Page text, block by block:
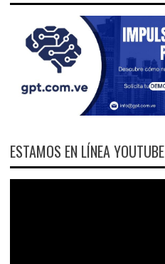
ESTAMOS EN LÍNEA YOUTUBE